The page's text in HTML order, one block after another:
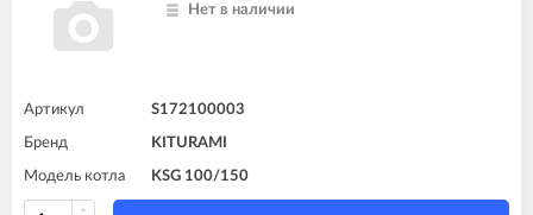
Нет в наличии
Артикул S172100003
Бренд KITURAMI
Модель котла KSG 100/150